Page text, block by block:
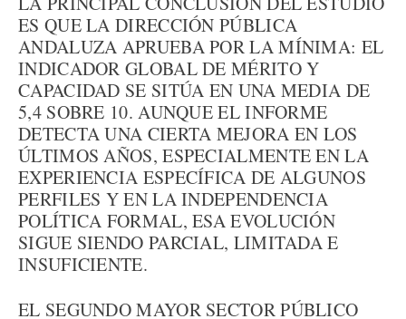
ES QUE LA DIRECCIÓN PÚBLICA
ANDALUZA APRUEBA POR LA MÍNIMA: EL
INDICADOR GLOBAL DE MÉRITO Y
CAPACIDAD SE SITÚA EN UNA MEDIA DE
5,4 SOBRE 10. AUNQUE EL INFORME
DETECTA UNA CIERTA MEJORA EN LOS
ÚLTIMOS AÑOS, ESPECIALMENTE EN LA
EXPERIENCIA ESPECÍFICA DE ALGUNOS
PERFILES Y EN LA INDEPENDENCIA
POLÍTICA FORMAL, ESA EVOLUCIÓN
SIGUE SIENDO PARCIAL, LIMITADA E
INSUFICIENTE.
EL SEGUNDO MAYOR SECTOR PÚBLICO